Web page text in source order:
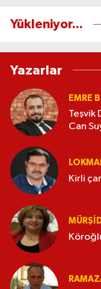
Yükleniyor...
Yazarlar
EMRE
Teşvik
Can
Kirli